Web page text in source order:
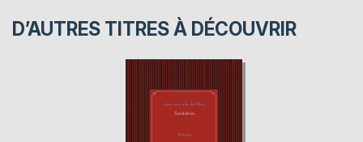
D’AUTRES TITRES À DÉCOUVRIR